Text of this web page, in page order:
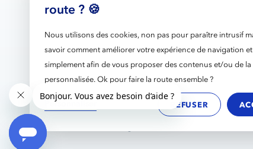
Nous
Ils
Blog
route ? 🍪
Nous utilisons des cookies, non pas pour paraître intrusif
savoir comment améliorer votre expérience de navigation
simplement afin de vous proposer des contenus et/ou de
personnalisée. Ok pour faire la route ensemble ?
Personnaliser REFUSER